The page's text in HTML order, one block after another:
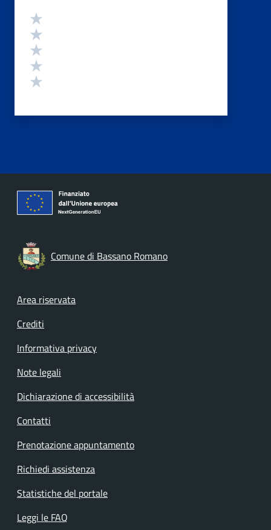
Valutazione
Comune di Bassano Romano
Footer menu
Area riservata
Crediti
Informativa privacy
Note legali
Dichiarazione di accessibilità
Contatti
Prenotazione appuntamento
Richiedi assistenza
Statistiche del portale
Leggi le FAQ